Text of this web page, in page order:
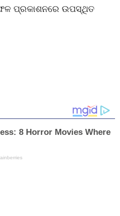
ପ୍ରକାଶନରେ ଉପସ୍ଥିତ